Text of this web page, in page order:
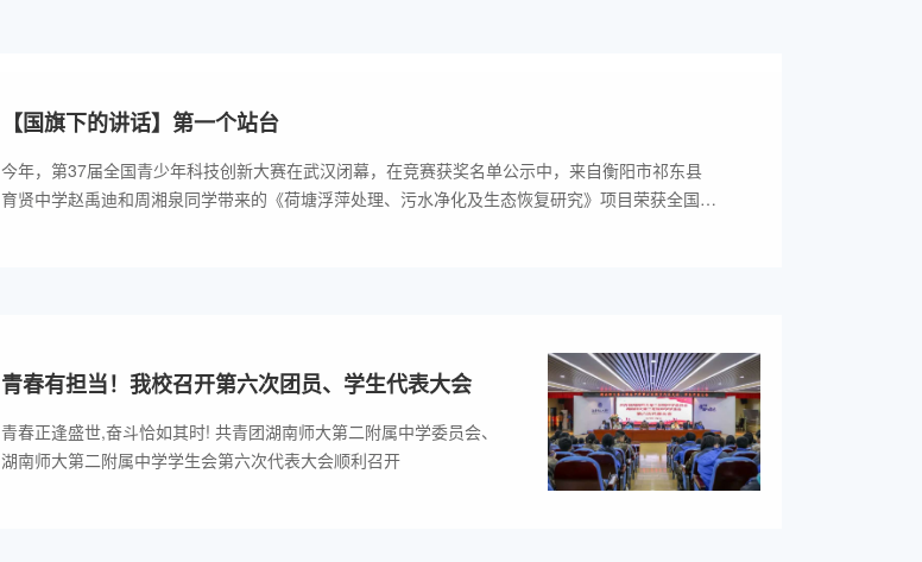
【国旗下的讲话】第一个站台
今年，第37届全国青少年科技创新大赛在武汉闭幕，在竞赛获奖名单公示中，来自衡阳市祁东县
育贤中学赵禹迪和周湘泉同学带来的《荷塘浮萍处理、污水净化及生态恢复研究》项目荣获全国青
青春有担当！我校召开第六次团员、学生代表大会
青春正逢盛世,奋斗恰如其时! 共青团湖南师大第二附属中学委员会、
湖南师大第二附属中学学生会第六次代表大会顺利召开